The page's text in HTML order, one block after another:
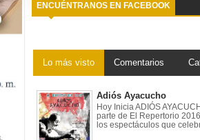
ENCUÉNTRANOS EN FACEBOOK
Lo más visto Comentarios
Adiós Ayacucho
Hoy Inicia ADIÓS
parte de El Repertorio
los espectáculos que